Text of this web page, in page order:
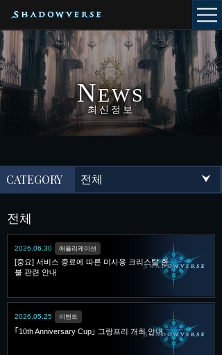
NEWS
최신정보
CATEGORY 전체
전체
2026.06.30 애플리케이션
[중요] 서비스 종료에 따른 미사용 크리스탈 환
불 관련 안내
2026.05.25 이벤트
｢10th Anniversary Cup｣ 그랑프리 개최 안내